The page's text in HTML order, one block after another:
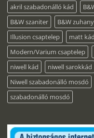
akril szabadonálló kád
B&W szaniter
B&W zuhany
Illusion csaptelep
matt kád
Modern/Varium csaptelep
niwell kád
niwell sarokkád
Niwell szabadonálló mosdó
szabadonálló mosdó